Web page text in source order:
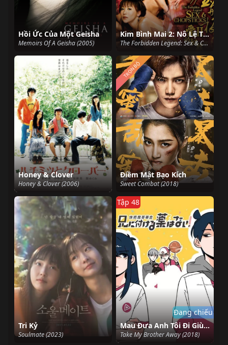
Hồi Ức Của Một Geisha
Memoirs Of A Geisha (2005)
Kim Bình Mai 2: Nô Lệ Tình Yêu
The Forbidden Legend: Sex & Chopsticks 2 (2009)
Honey & Clover
Honey & Clover (2006)
Điềm Mật Bạo Kích
Sweet Combat (2018)
TRỌN BỘ
Tri Kỷ
Soulmate (2023)
Mau Đưa Anh Tôi Đi Giùm Cái
Take My Brother Away (2018)
Tập 48
Đang chiếu